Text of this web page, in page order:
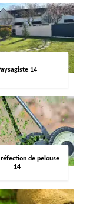
14
de pelouse
14